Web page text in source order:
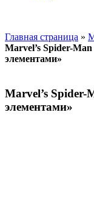
Главная страница »
Marvel’s Spider-
элементами»
Marvel’s
элементами»